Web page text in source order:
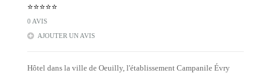
⭐⭐⭐⭐⭐
0 AVIS
AJOUTER UN AVIS
Hôtel dans la ville de Oeuilly, l'établissement Campanile Évry